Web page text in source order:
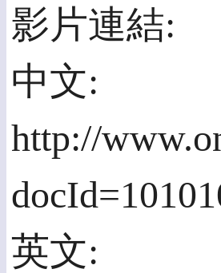
影片連結:
中文:
http://
英文: